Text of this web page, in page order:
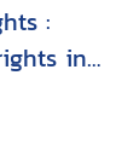
:
in